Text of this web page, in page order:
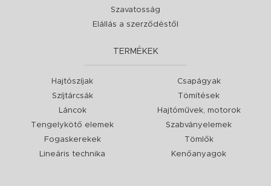
Szavatosság
Elállás a szerződéstől
TERMÉKEK
Hajtószíjak
Szíjtárcsák
Láncok
Tengelykötő elemek
Fogaskerekek
Lineáris technika
Csapágyak
Tömítések
Hajtóművek, motorok
Szabványelemek
Tömlők
Kenőanyagok